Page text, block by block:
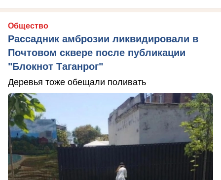
Общество
Рассадник амброзии ликвидировали в
Почтовом сквере после публикации
"Блокнот Таганрог"
Деревья тоже обещали поливать